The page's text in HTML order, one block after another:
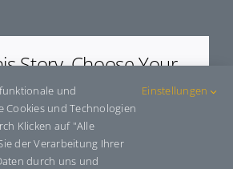
Story, Choose Your
Platform!
WhatsAppTelegram
E-
Mail
und
und Technologien
Klicken auf "Alle
der Verarbeitung Ihrer
durch uns und
Einstellungen